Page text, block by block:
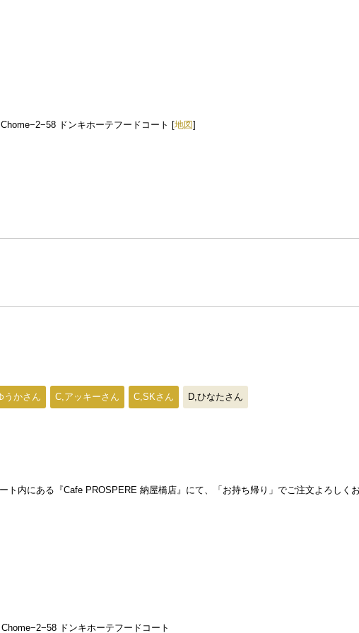
ドンキホーテフードコート [地図]
うかさん C,アッキーさん C,SKさん D,ひなたさん
ト内にある『Cafe PROSPERE 納屋橋店』にて、「お持ち帰り」でご注文よろしく
ドンキホーテフードコート